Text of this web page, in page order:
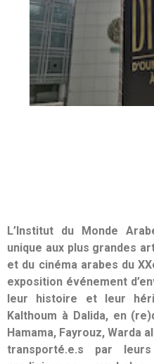
L’Institut du Monde
unique aux plus grandes
et du cinéma arabes du
exposition événement
leur histoire et leur
Kalthoum à Dalida, en
Hamama, Fayrouz, Warda
transporté.e.s par